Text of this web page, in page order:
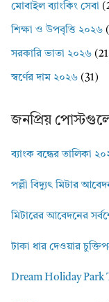
মোবাইল ব্যাংকিং সেবা
শিক্ষা ও উপবৃত্তি ২০২৬
সরকারি ভাতা ২০২৬
স্বর্ণের দাম ২০২৬ (31)
জনপ্রিয়
ব্যাংক বন্ধের তালিকা
পল্লী বিদ্যুৎ মিটার
মিটারের আবেদনের
টাকা ধার দেওয়ার
Dream Holiday Park